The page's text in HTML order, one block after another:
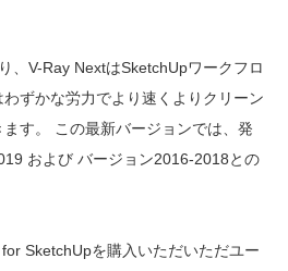
、V-Ray NextはSketchUpワークフロ
ずかな労力でより速くよりクリーン
す。 この最新バージョンでは、発
および バージョン2016-2018との
SketchUpを購入いただいただユー